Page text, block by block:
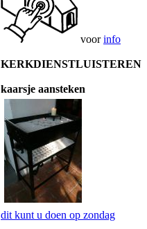
voorinfo
KERKDIENSTLUISTEREN
kaarsje aansteken
dit kunt u doen op zondag